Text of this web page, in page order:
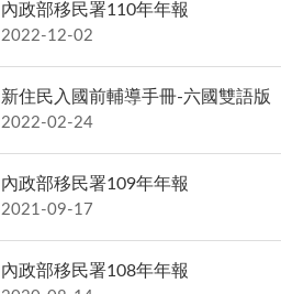
內政部移民署110年年報
2022-12-02
新住民入國前輔導手冊-六國雙語版
2022-02-24
內政部移民署109年年報
2021-09-17
內政部移民署108年年報